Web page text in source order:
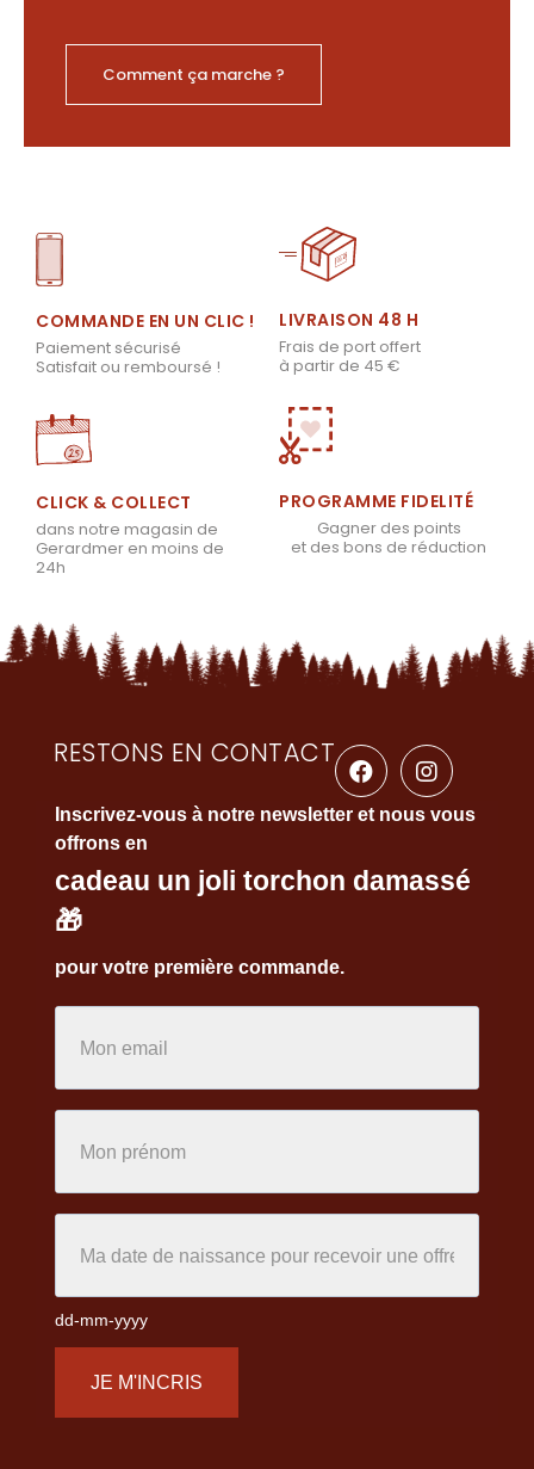
Comment ça marche ?
COMMANDE EN UN CLIC !
Paiement sécurisé
Satisfait ou remboursé !
LIVRAISON 48 H
Frais de port offert
à partir de 45 €
CLICK & COLLECT
dans notre magasin de
Gerardmer en moins de
24h
PROGRAMME FIDELITÉ
Gagner des points
et des bons de réduction
RESTONS EN CONTACT
Inscrivez-vous à notre newsletter et nous vous
offrons en
cadeau un joli torchon damassé
🎁
pour votre première commande.
dd-mm-yyyy
JE M'INCRIS